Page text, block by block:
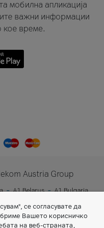
мобилна апликација
важни информации
кое време.
Austria Group
A1 Belarus
A1 Bulgaria
се согласувате да
Вашето корисничко
на веб-страната,